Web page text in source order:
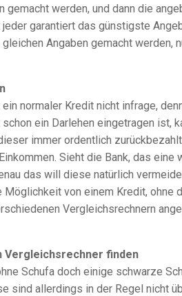
gemacht werden, und dann die
garantiert das günstigste
Angaben gemacht werden,
normaler Kredit nicht infrage,
ein Darlehen eingetragen ist,
immer ordentlich
Sieht die Bank, das
das will diese natürlich
Möglichkeit von einem Kredit,
Vergleichsrechnern
Vergleichsrechner finden
Schufa doch einige schwarze
sind allerdings in der Regel nicht